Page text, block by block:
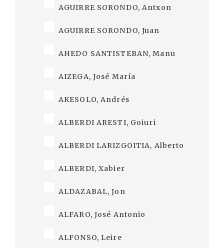
AGUIRRE SORONDO, Antxon
AGUIRRE SORONDO, Juan
AHEDO SANTISTEBAN, Manu
AIZEGA, José María
AKESOLO, Andrés
ALBERDI ARESTI, Goiuri
ALBERDI LARIZGOITIA, Alberto
ALBERDI, Xabier
ALDAZABAL, Jon
ALFARO, José Antonio
ALFONSO, Leire